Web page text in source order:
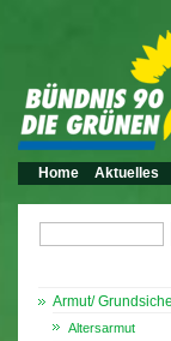
Home Aktuelles
Armut/
Altersarmut